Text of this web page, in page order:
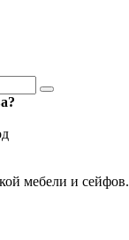
мебели и сейфов.